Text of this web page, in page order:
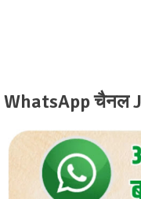
WhatsApp चैनल